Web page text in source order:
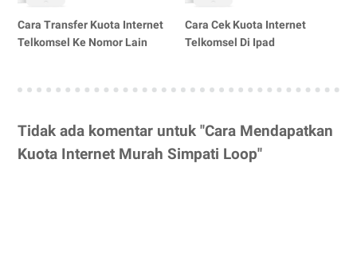
Cara Transfer Kuota Internet
Telkomsel Ke Nomor Lain
Cara Cek Kuota Internet
Telkomsel Di Ipad
Tidak ada komentar untuk "Cara Mendapatkan
Kuota Internet Murah Simpati Loop"